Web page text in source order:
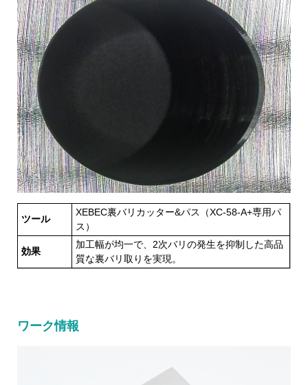
ツール
XEBEC裏バリカッター&パス（XC-58-A+専用パ
ス）
効果
加工幅が均一で、2次バリの発生を抑制した高品
質な裏バリ取りを実現。
ワーク情報